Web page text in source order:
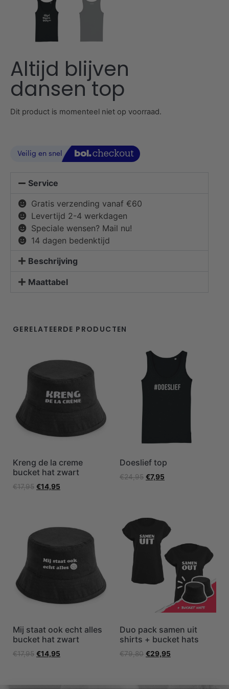
Altijd blijven
dansen top
Dit product is momenteel niet op voorraad.
Service
Gratis verzending vanaf €60
Levertijd 2-4 werkdagen
Speciale wensen? Mail nu!
14 dagen bedenktijd
Beschrijving
Maattabel
GERELATEERDE PRODUCTEN
Kreng de la creme
bucket hat zwart
€17,95 €14,95
Doeslief top
€24,95 €7,95
Mij staat ook echt alles
bucket hat zwart
€17,95 €14,95
Duo pack samen uit
shirts + bucket hats
€79,80 €29,95